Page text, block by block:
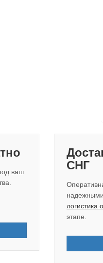
ваш
СНГ
логистика
этапе.